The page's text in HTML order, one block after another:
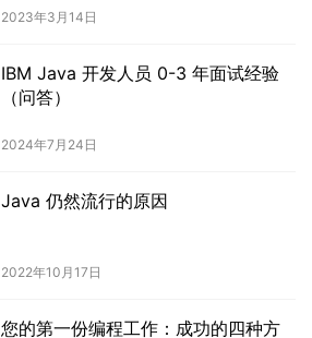
2023年3月14日
IBM Java 开发人员 0-3 年面试经验
（问答）
2024年7月24日
Java 仍然流行的原因
2022年10月17日
您的第一份编程工作：成功的四种方